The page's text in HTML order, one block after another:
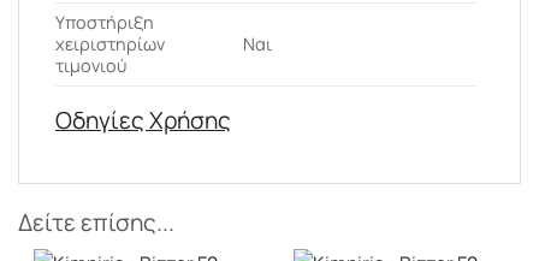
Υποστήριξη
χειριστηρίων
τιμονιού
Ναι
Οδηγίες Χρήσης
Δείτε επίσης...